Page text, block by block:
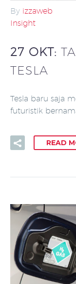
By izzaweb
Insight
27 OKT:
TESLA
Tesla baru saja
futuristik
READ